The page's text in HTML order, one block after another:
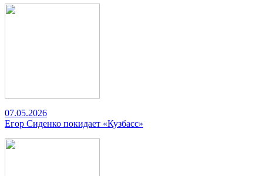
07.05.2026
Егор Сиденко покидает «Кузбасс»